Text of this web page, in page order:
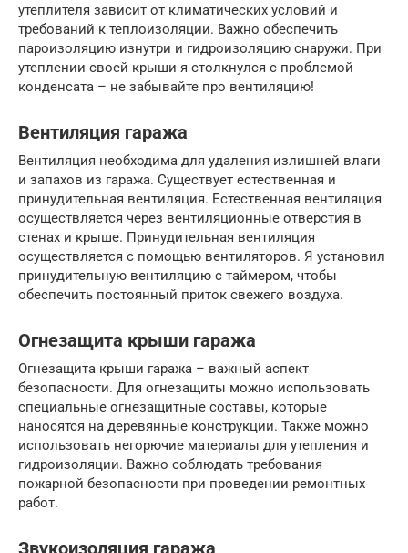
утеплителя зависит от климатических условий и
требований к теплоизоляции. Важно обеспечить
пароизоляцию изнутри и гидроизоляцию снаружи. При
утеплении своей крыши я столкнулся с проблемой
конденсата – не забывайте про вентиляцию!
Вентиляция гаража
Вентиляция необходима для удаления излишней влаги
и запахов из гаража. Существует естественная и
принудительная вентиляция. Естественная вентиляция
осуществляется через вентиляционные отверстия в
стенах и крыше. Принудительная вентиляция
осуществляется с помощью вентиляторов. Я установил
принудительную вентиляцию с таймером, чтобы
обеспечить постоянный приток свежего воздуха.
Огнезащита крыши гаража
Огнезащита крыши гаража – важный аспект
безопасности. Для огнезащиты можно использовать
специальные огнезащитные составы, которые
наносятся на деревянные конструкции. Также можно
использовать негорючие материалы для утепления и
гидроизоляции. Важно соблюдать требования
пожарной безопасности при проведении ремонтных
работ.
Звукоизоляция гаража